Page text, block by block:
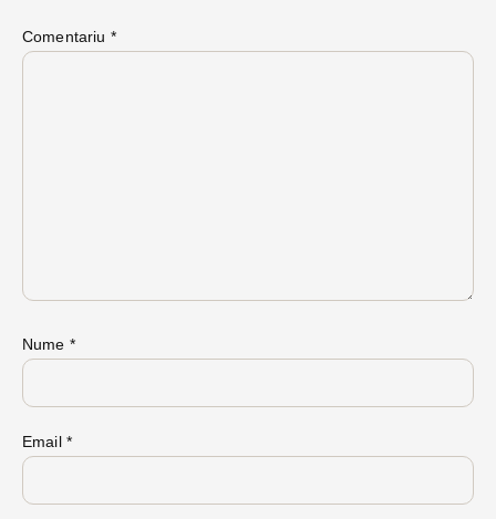
Comentariu *
Nume *
Email *